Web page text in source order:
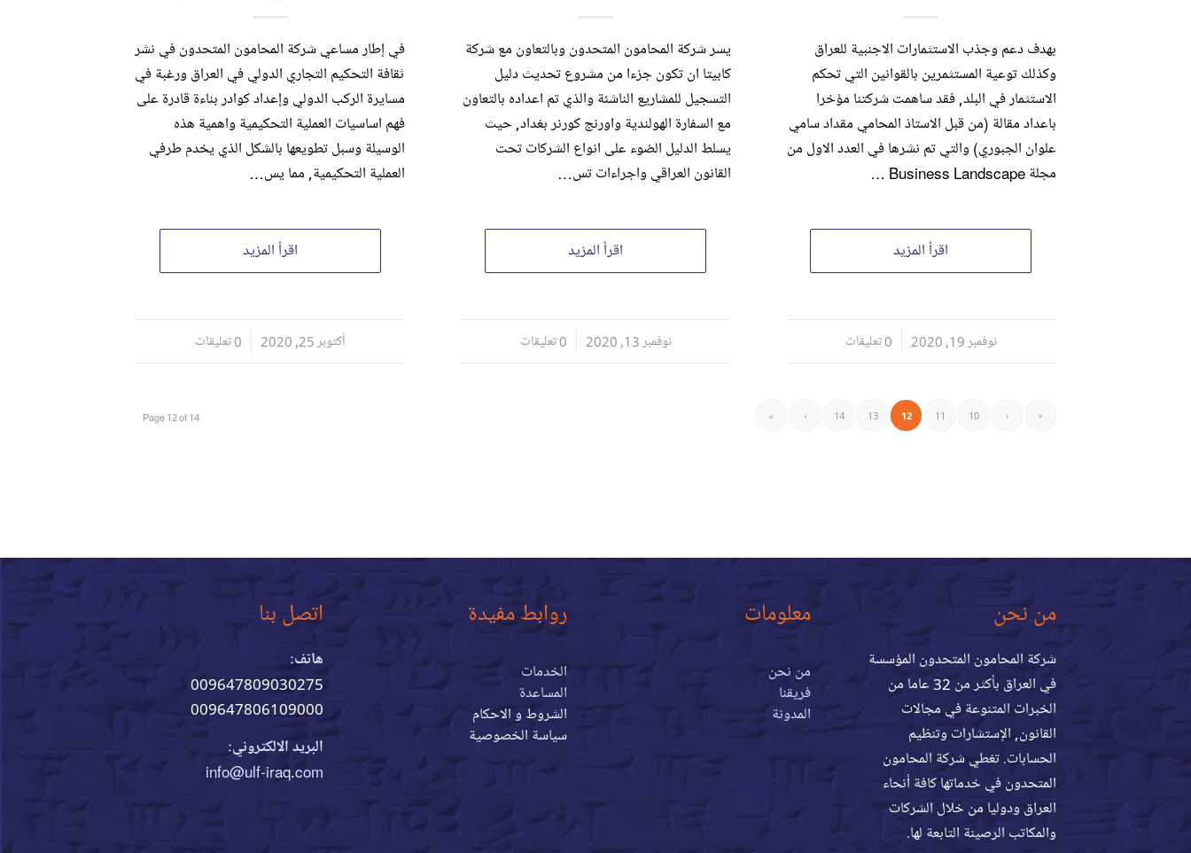
بهدف دعم وجذب الاستثمارات الاجنبية للعراق
وكذلك توعية المستثمرين بالقوانين التي تحكم
الاستثمار في البلد, فقد ساهمت شركتنا مؤخرا
باعداد مقالة (من قبل الاستاذ المحامي مقداد سامي
علوان الجبوري) والتي تم نشرها في العدد الاول من
مجلة Business Landscape …
اقرأ المزيد
نوفمبر 19, 2020 / 0 تعليقات
يسر شركة المحامون المتحدون وبالتعاون مع شركة
كابيتا ان تكون جزءا من مشروع تحديث دليل
التسجيل للمشاريع الناشئة والذي تم اعداده بالتعاون
مع السفارة الهولندية واورنج كورنر بغداد, حيث
يسلط الدليل الضوء على انواع الشركات تحت
القانون العراقي واجراءات تس…
اقرأ المزيد
نوفمبر 13, 2020 / 0 تعليقات
في إطار مساعي شركة المحامون المتحدون في نشر
ثقافة التحكيم التجاري الدولي في العراق ورغبة في
مسايرة الركب الدولي وإعداد كوادر بناءة قادرة على
فهم اساسيات العملية التحكيمية واهمية هذه
الوسيلة وسبل تطويعها بالشكل الذي يخدم طرفي
العملية التحكيمية, مما يس…
اقرأ المزيد
أكتوبر 25, 2020 / 0 تعليقات
Page 12 of 14 «
‹
10
11
12
13
14
›
»
من نحن
شركة المحامون المتحدون المؤسسة
في العراق بأكثر من 32 عاما من
الخبرات المتنوعة في مجالات
القانون, الإستشارات وتنظيم
الحسابات. تغطي شركة المحامون
المتحدون في خدماتها كافة أنحاء
العراق ودوليا من خلال الشركات
والمكاتب الرصينة التابعة لها.
معلومات
من نحن
فريقنا
المدونة
روابط مفيدة
الخدمات
المساعدة
الشروط و الاحكام
سياسة الخصوصية
اتصل بنا
هاتف:
009647809030275
009647806109000
البريد الالكتروني:
info@ulf-iraq.com